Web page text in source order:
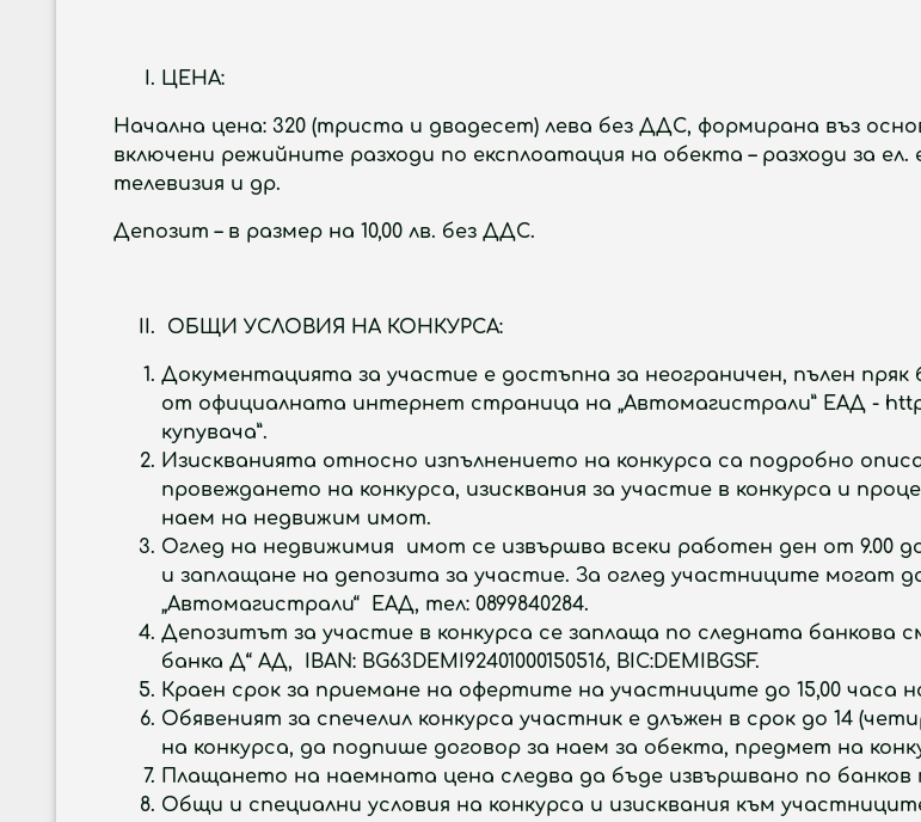
ЦЕНА:
Начална цена: 320 (триста и двадесет) лева без ДДС, формирана въз
включени режийните разходи по експлоатация на обекта – разходи за
телевизия и др.
Депозит – в размер на 10,00 лв. без ДДС.
ОБЩИ УСЛОВИЯ НА КОНКУРСА:
Документацията за участие е достъпна за неограничен, пълен
от официалната интернет страница на „Автомагистрали” ЕАД -
купувача”.
Изискванията относно изпълнението на конкурса са подробно
провеждането на конкурса, изисквания за участие в конкурса и
наем на недвижим имот.
Оглед на недвижимия имот се извършва всеки работен ден от 9.00
и заплащане на депозита за участие. За оглед участниците могат
„Автомагистрали“ ЕАД, тел: 0899840284.
Депозитът за участие в конкурса се заплаща по следната банкова
банка Д“ АД, IBAN: BG63DEMI92401000150516, BIC:DEMIBGSF.
Краен срок за приемане на офертите на участниците до 15,00 часа на
Обявеният за спечелил конкурса участник е длъжен в срок до 14
на конкурса, да подпише договор за наем за обекта, предмет на
Плащането на наемната цена следва да бъде извършвано по банков
Общи и специални условия на конкурса и изисквания към